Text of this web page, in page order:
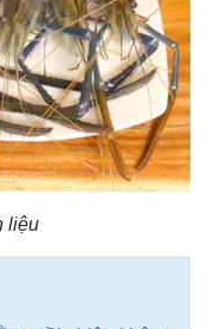
liệu